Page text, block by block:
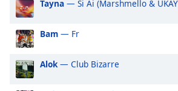
dialog
Escape
cancel
and
Tayna — Si Ai (Marshmello &
Bam — Fr
Alok— Club Bizarre